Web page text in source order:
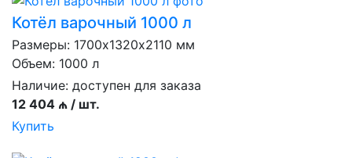
Котёл варочный 1000 л
Размеры: 1700х1320х2110 мм
Объем: 1000 л
Наличие: доступен для заказа
12 404 ₼ / шт.
Купить